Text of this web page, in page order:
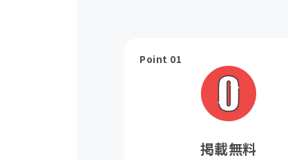
Point 01
掲載無料